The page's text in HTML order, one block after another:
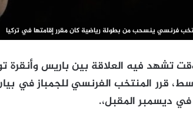
فرنسي ينسحب من بطولة رياضية كان مقرر إقامتها في تركيا
تشهد فيه العلاقة بين باريس وأنقرة
قرر المنتخب الفرنسي للجمباز في
في ديسمبر المقبل،.